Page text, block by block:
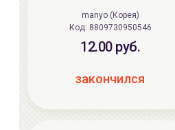
manyo (Корея)
Код: 8809730950546
12.00 руб.
закончился